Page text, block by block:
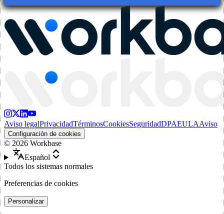
Aviso legalPrivacidadTérminosCookiesSeguridadDPAEULAAviso
Configuración de cookies
© 2026 Workbase
Español
Todos los sistemas normales
Preferencias de cookies
Personalizar